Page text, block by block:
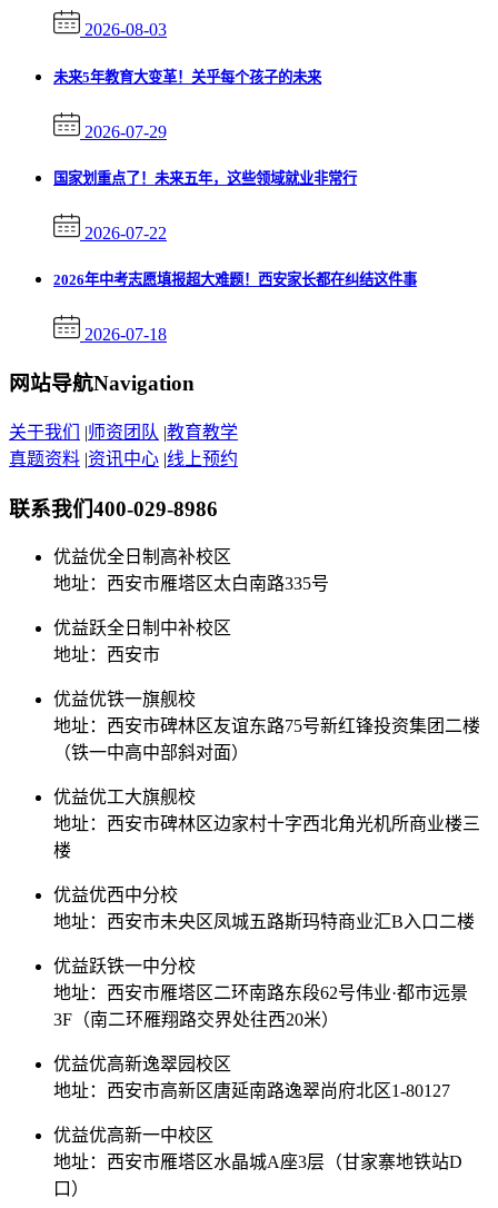
2026-08-03
未来5年教育大变革！关乎每个孩子的未来
2026-07-29
国家划重点了！未来五年，这些领域就业非常行
2026-07-22
2026年中考志愿填报超大难题！西安家长都在纠结这件事
2026-07-18
网站导航Navigation
关于我们 |师资团队 |教育教学
真题资料 |资讯中心 |线上预约
联系我们400-029-8986
优益优全日制高补校区
地址：西安市雁塔区太白南路335号
优益跃全日制中补校区
地址：西安市
优益优铁一旗舰校
地址：西安市碑林区友谊东路75号新红锋投资集团二楼
（铁一中高中部斜对面）
优益优工大旗舰校
地址：西安市碑林区边家村十字西北角光机所商业楼三
楼
优益优西中分校
地址：西安市未央区凤城五路斯玛特商业汇B入口二楼
优益跃铁一中分校
地址：西安市雁塔区二环南路东段62号伟业·都市远景
3F（南二环雁翔路交界处往西20米）
优益优高新逸翠园校区
地址：西安市高新区唐延南路逸翠尚府北区1-80127
优益优高新一中校区
地址：西安市雁塔区水晶城A座3层（甘家寨地铁站D
口）